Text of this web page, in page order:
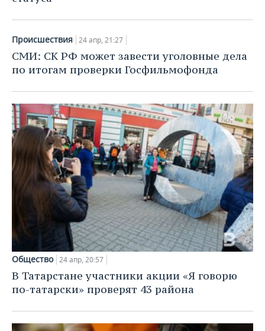
КИБЕРСПОРТ
ФИГУРНОЕ КАТАНИЕ
ХОККЕЙ С МЯЧОМ
КУЛЬТУРА
МЕДИЦИНА
ПРОИСШЕСТВИЯ
СПИСОК КОМПАНИЙ
ПОЛНАЯ ВЕРСИЯ
Происшествия 24 апр, 21:27
СМИ: СК РФ может завести уголовные дела
по итогам проверки Госфильмофонда
Общество 24 апр, 20:57
В Татарстане участники акции «Я говорю
по-татарски» проверят 43 района